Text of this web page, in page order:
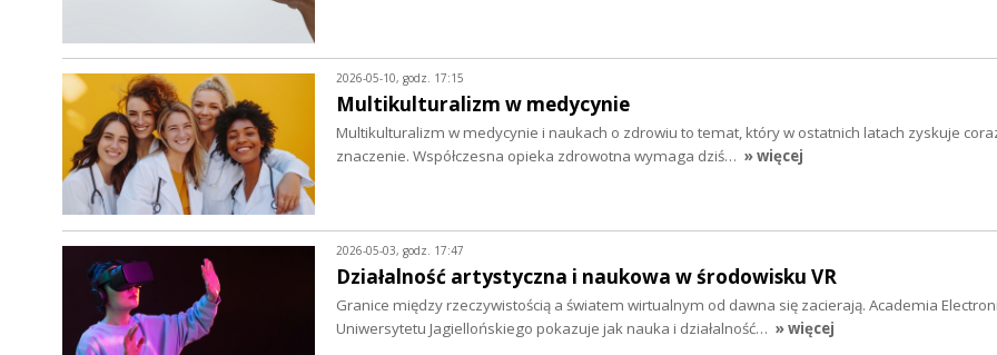
2026-05-10, godz. 17:15
Multikulturalizm w medycynie
Multikulturalizm w medycynie i naukach o zdrowiu to temat, który w ostatnich latach zyskuje
znaczenie. Współczesna opieka zdrowotna wymaga dziś… » więcej
2026-05-03, godz. 17:47
Działalność artystyczna i naukowa w środowisku VR
Granice między rzeczywistością a światem wirtualnym od dawna się zacierają. Academia
Uniwersytetu Jagiellońskiego pokazuje jak nauka i działalność… » więcej